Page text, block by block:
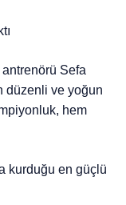
Sefa
düzenli ve yoğun
hem
kurduğu en güçlü